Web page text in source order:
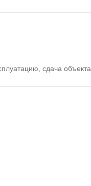
сдача объекта